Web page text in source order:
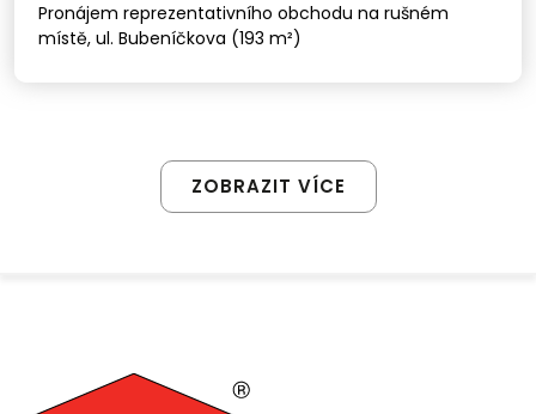
Pronájem reprezentativního obchodu na rušném
místě, ul. Bubeníčkova (193 m²)
ZOBRAZIT VÍCE